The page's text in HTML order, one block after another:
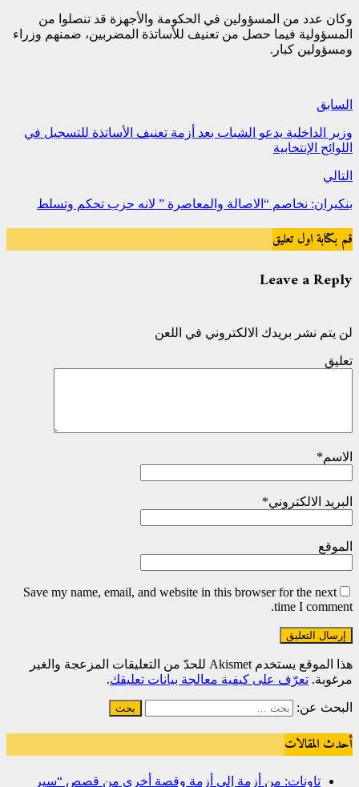
وكان عدد من المسؤولين في الحكومة والأجهزة قد تنصلوا من
المسؤولية فيما حصل من تعنيف للأساتذة المضربين، ضمنهم وزراء
ومسؤولين كبار.
السابق
وزير الداخلية يدعو الشباب بعد أزمة تعنيف الأساتذة للتسجيل في
اللوائح الإنتخابية
التالي
بنكيران: نخاصم “الاصالة والمعاصرة ” لانه حزب تحكم وتسلط
قم بكتابة اول تعليق
Leave a Reply
لن يتم نشر بريدك الالكتروني في اللعن
تعليق
الاسم*
البريد الالكتروني*
الموقع
Save my name, email, and website in this browser for the next
time I comment.
هذا الموقع يستخدم Akismet للحدّ من التعليقات المزعجة والغير
مرغوبة. تعرّف على كيفية معالجة بيانات تعليقك.
البحث عن:
أحدث المقالات
تاونات: من أزمة إلى أزمة وقصة أخرى من قصص “سير